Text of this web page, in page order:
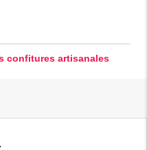
confitures artisanales